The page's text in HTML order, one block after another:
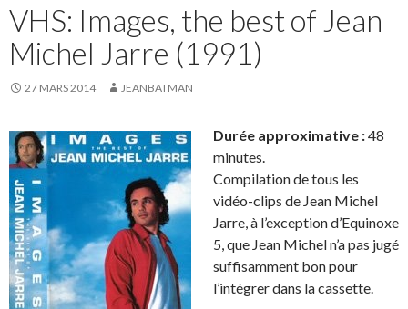
VHS: Images, the best of Jean
Michel Jarre (1991)
27 MARS 2014 JEANBATMAN
Durée approximative :48
minutes.
Compilation de tous les
vidéo-clips de Jean Michel
Jarre, à l’exception d’Equinoxe
5, que Jean Michel n’a pas jugé
suffisamment bon pour
l’intégrer dans la cassette.